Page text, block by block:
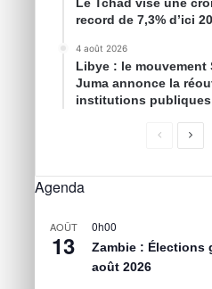
Le Tchad vise une
record de 7,3% d’ici
4 août 2026
Libye : le mouvement
Juma annonce la
institutions publiques
Agenda
AOÛT
13
0h00
Zambie : Élections
août 2026